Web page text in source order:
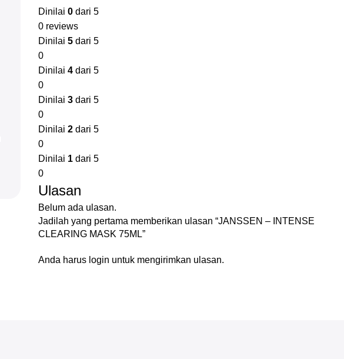
Dinilai0 dari 5
0 reviews
Dinilai5 dari 5
0
Dinilai4 dari 5
0
Dinilai3 dari 5
0
Dinilai2 dari 5
0
Dinilai 1 dari 5
0
Ulasan
Belum ada ulasan.
Jadilah yang pertama memberikan ulasan “JANSSEN – INTENSE
CLEARING MASK 75ML”
Anda harus login untuk mengirimkan ulasan.